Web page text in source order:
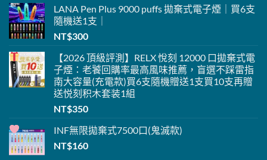
LANA Pen Plus 9000 puffs 拋棄式電子煙｜買6支
隨機送1支｜
NT$300
【2026 頂級評測】RELX 悅刻 12000 口拋棄式電
子煙：老饕回購率最高風味推薦，盲選不踩雷指
南大容量(充電款)買6支隨機贈送1支買10支再贈
送悦刻积木套装1組
NT$350
INF無限拋棄式7500口(鬼滅款)
NT$160